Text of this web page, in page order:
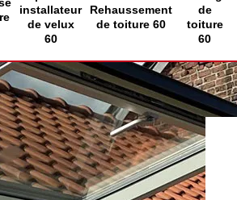
installateur
de velux
60
Rehaussement
de toiture 60
de
toiture
60